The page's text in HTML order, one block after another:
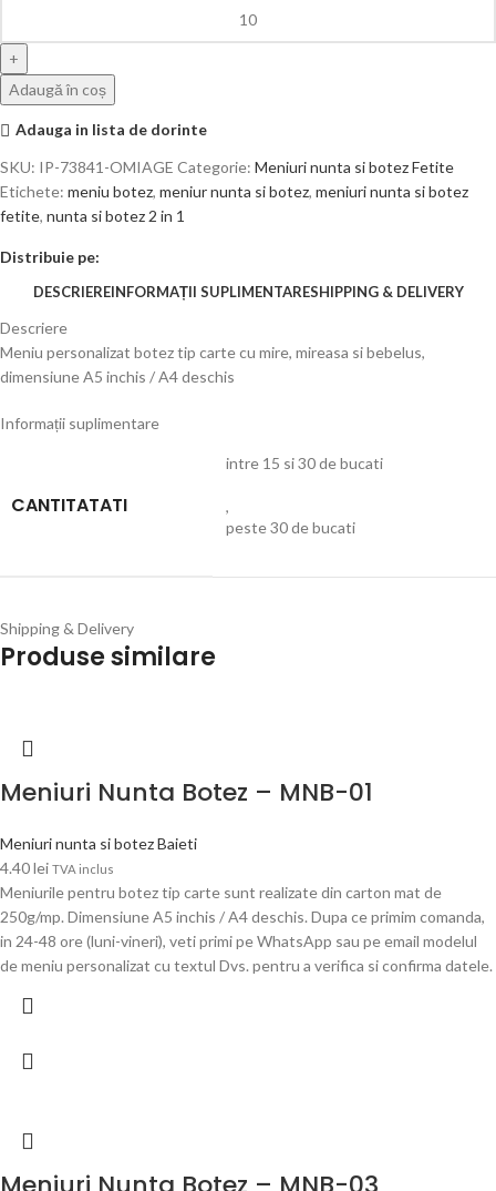
Adaugă în coș
Adauga in lista de dorinte
SKU: IP-73841-OMIAGE Categorie: Meniuri nunta si botez Fetite
Etichete: meniu botez, meniur nunta si botez, meniuri nunta si botez
fetite, nunta si botez 2 in 1
Distribuie pe:
DESCRIEREINFORMAȚII SUPLIMENTARESHIPPING & DELIVERY
Descriere
Meniu personalizat botez tip carte cu mire, mireasa si bebelus,
dimensiune A5 inchis / A4 deschis
Informații suplimentare
CANTITATATI
intre 15 si 30 de bucati
,
peste 30 de bucati
Shipping & Delivery
Produse similare
Meniuri Nunta Botez – MNB-01
Meniuri nunta si botez Baieti
4.40lei TVA inclus
Meniurile pentru botez tip carte sunt realizate din carton mat de
250g/mp. Dimensiune A5 inchis / A4 deschis. Dupa ce primim comanda,
in 24-48 ore (luni-vineri), veti primi pe WhatsApp sau pe email modelul
de meniu personalizat cu textul Dvs. pentru a verifica si confirma datele.